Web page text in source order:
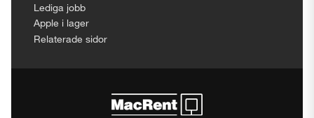
Lediga jobb
Apple i lager
Relaterade sidor